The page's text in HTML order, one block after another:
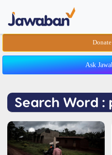
Ask
Search Word :